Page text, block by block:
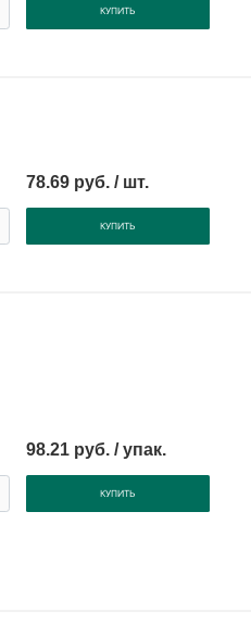
КУПИТЬ
78.69 руб. / шт.
КУПИТЬ
98.21 руб. / упак.
КУПИТЬ